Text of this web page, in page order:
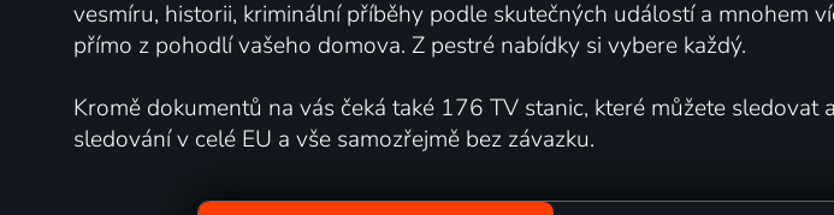
vesmíru, historii, kriminální příběhy podle skutečných událostí a mnohem
přímo z pohodlí vašeho domova. Z pestré nabídky si vybere každý.
Kromě dokumentů na vás čeká také 176 TV stanic, které můžete
sledování v celé EU a vše samozřejmě bez závazku.